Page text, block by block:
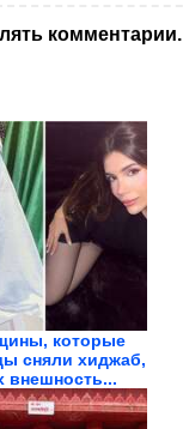
комментарии.
которые
сняли хиджаб,
внешность...